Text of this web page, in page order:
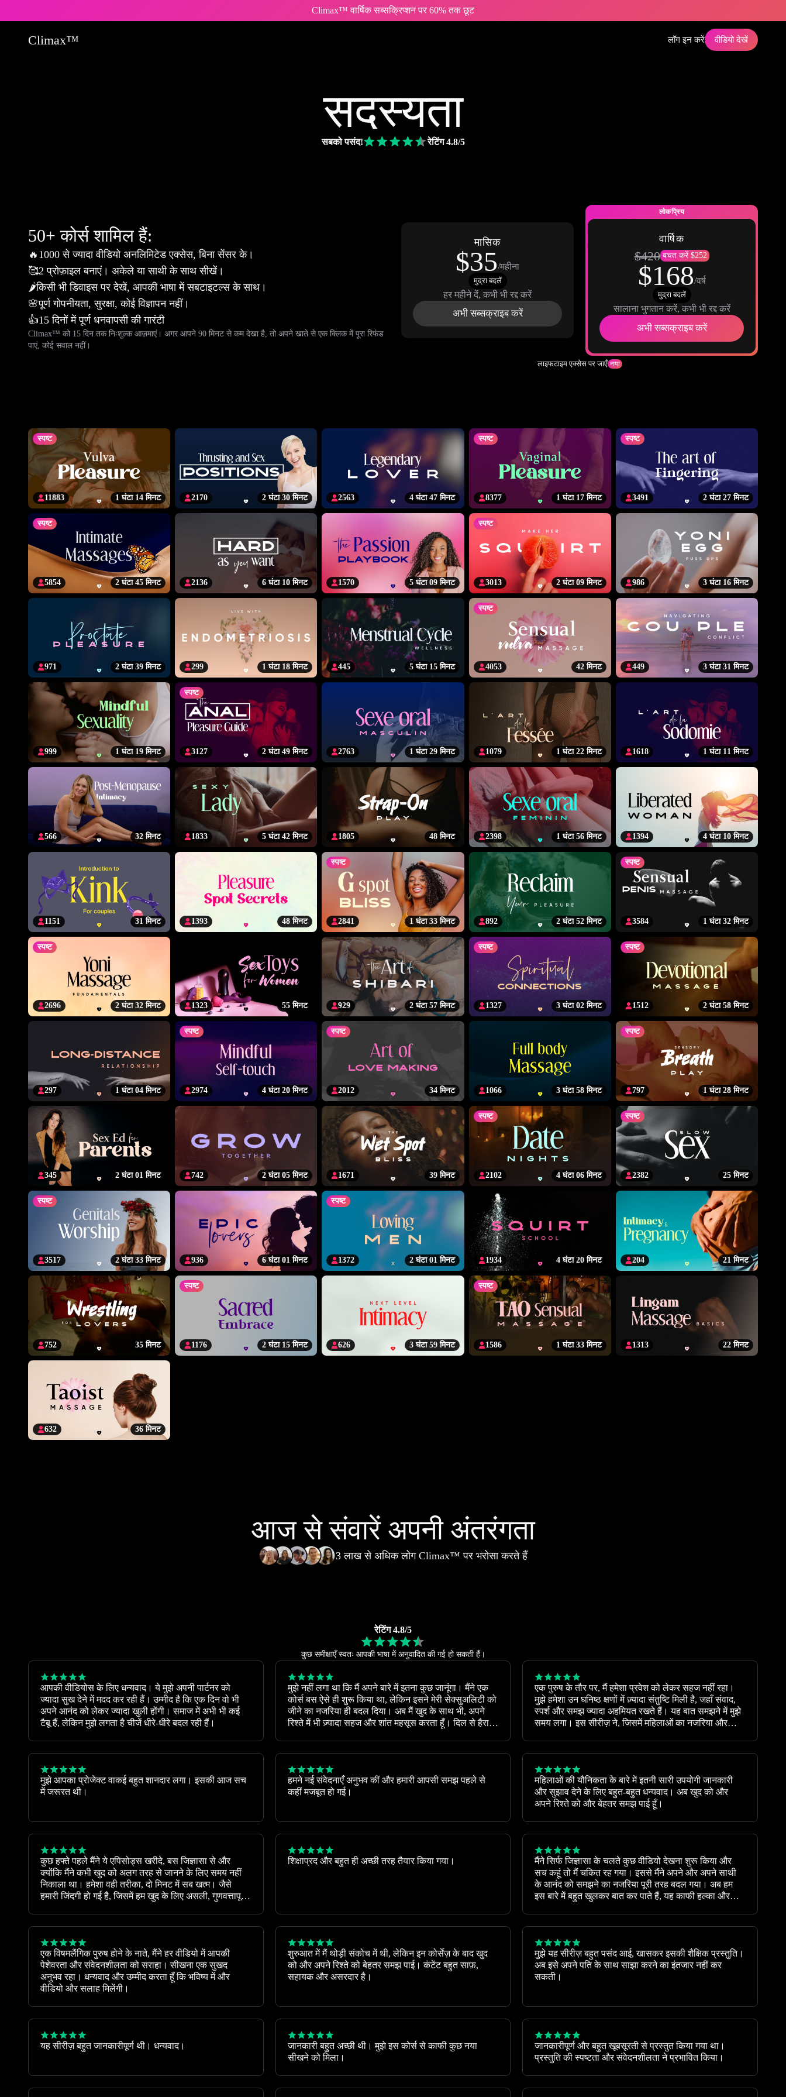
Climax™ वार्षिक सब्सक्रिप्शन पर 60% तक छूट
Climax™ लॉग इन करें वीडियो देखें
सदस्यता
सबको पसंद! रेटिंग 4.8/5
50+ कोर्स शामिल हैं:
🔥 1000 से ज्यादा वीडियो अनलिमिटेड एक्सेस, बिना सेंसर के।
🥰2 प्रोफ़ाइल बनाएं। अकेले या साथी के साथ सीखें।
🌶️किसी भी डिवाइस पर देखें, आपकी भाषा में सबटाइटल्स के साथ।
🌸पूर्ण गोपनीयता, सुरक्षा, कोई विज्ञापन नहीं।
👍15 दिनों में पूर्ण धनवापसी की गारंटी
Climax™ को 15 दिन तक निःशुल्क आज़माएं। अगर आपने 90 मिनट से कम देखा है, तो अपने खाते से एक क्लिक में पूरा रिफंड
पाएं, कोई सवाल नहीं।
मासिक
$35/महीना
मुद्रा बदलें
हर महीने दें, कभी भी रद्द करें
अभी सब्सक्राइब करें
लोकप्रिय
वार्षिक
$420 बचत करें $252
$168/वर्ष
मुद्रा बदलें
सालाना भुगतान करें, कभी भी रद्द करें
अभी सब्सक्राइब करें
लाइफटाइम एक्सेस पर जाएँ नया
स्पष्ट
1 घंटा 14 मिनट
11883 2 घंटा 30 मिनट
2170 4 घंटा 47 मिनट
2563
स्पष्ट
1 घंटा 17 मिनट
8377
स्पष्ट
2 घंटा 27 मिनट
3491
स्पष्ट
2 घंटा 45 मिनट
5854 6 घंटा 10 मिनट
2136 5 घंटा 09 मिनट
1570
स्पष्ट
2 घंटा 09 मिनट
3013 3 घंटा 16 मिनट
986
2 घंटा 39 मिनट
971 1 घंटा 18 मिनट
299 5 घंटा 15 मिनट
445
स्पष्ट
42 मिनट
4053 3 घंटा 31 मिनट
449
1 घंटा 19 मिनट
999
स्पष्ट
2 घंटा 49 मिनट
3127 1 घंटा 29 मिनट
2763 1 घंटा 22 मिनट
1079 1 घंटा 11 मिनट
1618
32 मिनट
566 5 घंटा 42 मिनट
1833 48 मिनट
1805 1 घंटा 56 मिनट
2398 4 घंटा 10 मिनट
1394
31 मिनट
1151 48 मिनट
1393
स्पष्ट
1 घंटा 33 मिनट
2841 2 घंटा 52 मिनट
892
स्पष्ट
1 घंटा 32 मिनट
3584
स्पष्ट
2 घंटा 32 मिनट
2696 55 मिनट
1323 2 घंटा 57 मिनट
929
स्पष्ट
3 घंटा 02 मिनट
1327
स्पष्ट
2 घंटा 58 मिनट
1512
1 घंटा 04 मिनट
297
स्पष्ट
4 घंटा 20 मिनट
2974
स्पष्ट
34 मिनट
2012 3 घंटा 58 मिनट
1066
स्पष्ट
1 घंटा 28 मिनट
797
2 घंटा 01 मिनट
345 2 घंटा 05 मिनट
742 39 मिनट
1671
स्पष्ट
4 घंटा 06 मिनट
2102
स्पष्ट
25 मिनट
2382
स्पष्ट
2 घंटा 33 मिनट
3517 6 घंटा 01 मिनट
936
स्पष्ट
2 घंटा 01 मिनट
1372 4 घंटा 20 मिनट
1934 21 मिनट
204
35 मिनट
752
स्पष्ट
2 घंटा 15 मिनट
1176 3 घंटा 59 मिनट
626
स्पष्ट
1 घंटा 33 मिनट
1586 22 मिनट
1313
36 मिनट
632
आज से संवारें अपनी अंतरंगता
3 लाख से अधिक लोग Climax™ पर भरोसा करते हैं
रेटिंग 4.8/5
कुछ समीक्षाएँ स्वतः आपकी भाषा में अनुवादित की गई हो सकती हैं।
आपकी वीडियोस के लिए धन्यवाद। ये मुझे अपनी पार्टनर को
ज्यादा सुख देने में मदद कर रही हैं। उम्मीद है कि एक दिन वो भी
अपने आनंद को लेकर ज्यादा खुली होंगी। समाज में अभी भी कई
टैबू हैं, लेकिन मुझे लगता है चीजें धीरे-धीरे बदल रही हैं।
मुझे नहीं लगा था कि मैं अपने बारे में इतना कुछ जानूंगा। मैंने एक
कोर्स बस ऐसे ही शुरू किया था, लेकिन इसने मेरी सेक्सुअलिटी को
जीने का नजरिया ही बदल दिया। अब मैं खुद के साथ भी, अपने
रिश्ते में भी ज़्यादा सहज और शांत महसूस करता हूँ। दिल से हैरान
एक पुरुष के तौर पर, मैं हमेशा प्रवेश को लेकर सहज नहीं रहा।
मुझे हमेशा उन घनिष्ठ क्षणों में ज़्यादा संतुष्टि मिली है, जहाँ संवाद,
स्पर्श और समझ ज्यादा अहमियत रखते हैं। यह बात समझने में मुझे
समय लगा। इस सीरीज़ ने, जिसमें महिलाओं का नजरिया और
मुझे आपका प्रोजेक्ट वाकई बहुत शानदार लगा। इसकी आज सच
में जरूरत थी।
हमने नई संवेदनाएँ अनुभव कीं और हमारी आपसी समझ पहले से
कहीं मजबूत हो गई।
महिलाओं की यौनिकता के बारे में इतनी सारी उपयोगी जानकारी
और सुझाव देने के लिए बहुत-बहुत धन्यवाद। अब खुद को और
अपने रिश्ते को और बेहतर समझ पाई हूँ।
कुछ हफ्ते पहले मैंने ये एपिसोड्स खरीदे, बस जिज्ञासा से और
क्योंकि मैंने कभी खुद को अलग तरह से जानने के लिए समय नहीं
निकाला था। हमेशा वही तरीका, दो मिनट में सब खत्म। जैसे
हमारी जिंदगी हो गई है, जिसमें हम खुद के लिए असली, गुणवत्तापूर्ण
सेक्स और आत्म-सुख के विषय में खुले विचार होने के बावजूद, हम
अक्सर खुद को सही मायने में जानना भूल जाते हैं। इन शानदार
वीडियोज़ और हमें आत्म-ख्याल रखने की याद दिलाने के लिए
धन्यवाद।
शिक्षाप्रद और बहुत ही अच्छी तरह तैयार किया गया।
मैंने सिर्फ जिज्ञासा के चलते कुछ वीडियो देखना शुरू किया और
सच कहूं तो मैं चकित रह गया। इससे मैंने अपने और अपने साथी
के आनंद को समझने का नजरिया पूरी तरह बदल गया। अब हम
इस बारे में बहुत खुलकर बात कर पाते हैं, यह काफी हल्का और
एक विषमलैंगिक पुरुष होने के नाते, मैंने हर वीडियो में आपकी
पेशेवरता और संवेदनशीलता को सराहा। सीखना एक सुखद
अनुभव रहा। धन्यवाद और उम्मीद करता हूँ कि भविष्य में और
वीडियो और सलाह मिलेंगी।
शुरुआत में मैं थोड़ी संकोच में थी, लेकिन इन कोर्सेज़ के बाद खुद
को और अपने रिश्ते को बेहतर समझ पाई। कंटेंट बहुत साफ़,
सहायक और असरदार है।
मुझे यह सीरीज़ बहुत पसंद आई, खासकर इसकी शैक्षिक प्रस्तुति।
अब इसे अपने पति के साथ साझा करने का इंतजार नहीं कर
सकती।
यह सीरीज़ बहुत जानकारीपूर्ण थी। धन्यवाद।
जानकारी बहुत अच्छी थी। मुझे इस कोर्स से काफी कुछ नया
सीखने को मिला।
जानकारीपूर्ण और बहुत खूबसूरती से प्रस्तुत किया गया था।
प्रस्तुति की स्पष्टता और संवेदनशीलता ने प्रभावित किया।